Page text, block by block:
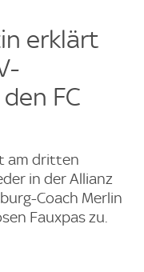
erklärt
FC
am dritten
in der Allianz
Coach Merlin
Fauxpas zu.